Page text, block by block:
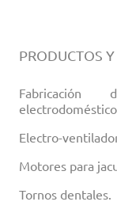
PRODUCTOS
Electro-
Motores para
Tornos dentales.